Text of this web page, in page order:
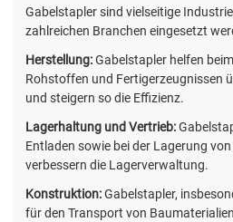
Gabelstapler sind vielseitige
zahlreichen Branchen eingesetzt
Herstellung:Gabelstapler helfen
Rohstoffen und Fertigerzeugnissen
und steigern so die Effizienz.
Lagerhaltung und Vertrieb:
Entladen sowie bei der Lagerung
verbessern die Lagerverwaltung.
Konstruktion:Gabelstapler,
für den Transport von